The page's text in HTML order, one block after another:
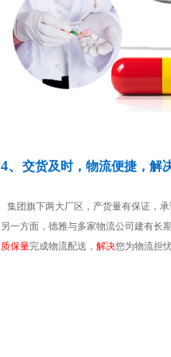
4、 交货及时，物流便捷，解
集团旗下两大厂区，产货量有保证，
另一方面，德雅与多家物流公司建有长
质保量完成物流配送， 解决您为物流担